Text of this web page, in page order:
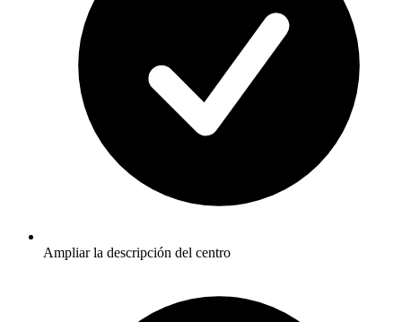
Ampliar la descripción del centro